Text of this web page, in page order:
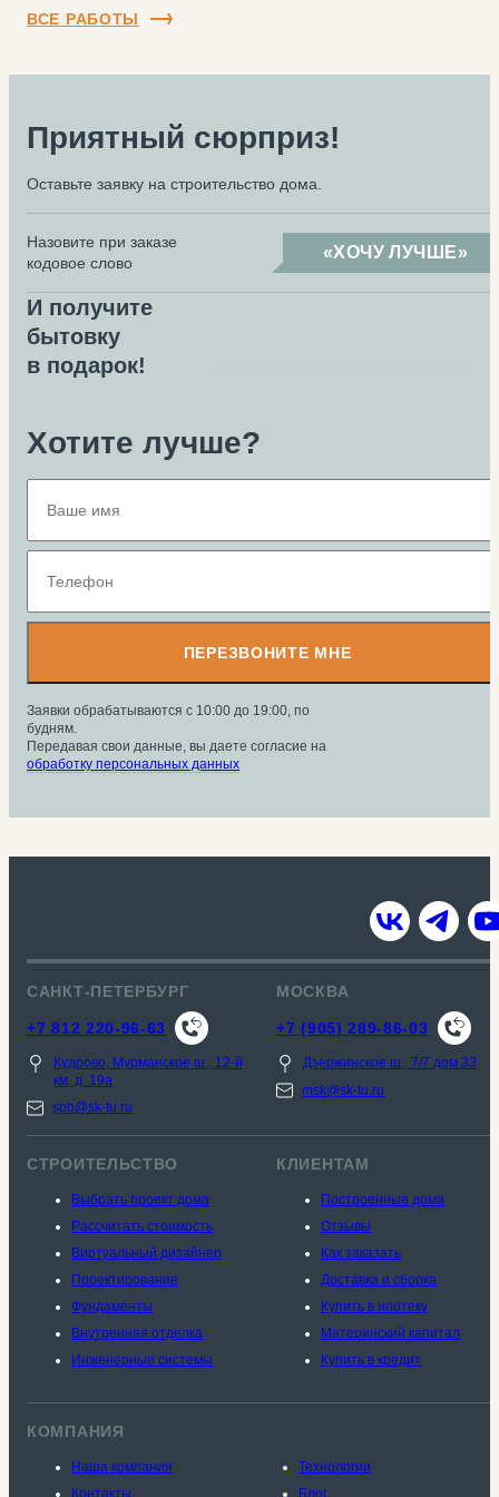
ВСЕ РАБОТЫ
Хотите лучше?
ПЕРЕЗВОНИТЕ МНЕ
Заявки обрабатываются с 10:00 до 19:00, по
будням.
Передавая свои данные, вы даете согласие на
обработку персональных данных
Приятный сюрприз!
Оставьте заявку на строительство дома.
Назовите при заказе
кодовое слово
«ХОЧУ ЛУЧШЕ»
И получите
бытовку
в подарок!
САНКТ-ПЕТЕРБУРГ
+7 812 220-96-63
Кудрово, Мурманское ш., 12-й
км, д. 19a
spb@sk-tu.ru
МОСКВА
+7 (905) 289-86-03
Дзержинское ш., 7/7 дом 33
msk@sk-tu.ru
СТРОИТЕЛЬСТВО
Выбрать проект дома
Рассчитать стоимость
Виртуальный дизайнер
Проектирование
Фундаменты
Внутренняя отделка
Инженерные системы
КЛИЕНТАМ
Построенные дома
Отзывы
Как заказать
Доставка и сборка
Купить в ипотеку
Материнский капитал
Купить в кредит
КОМПАНИЯ
Наша компания
Контакты
Технологии
Блог